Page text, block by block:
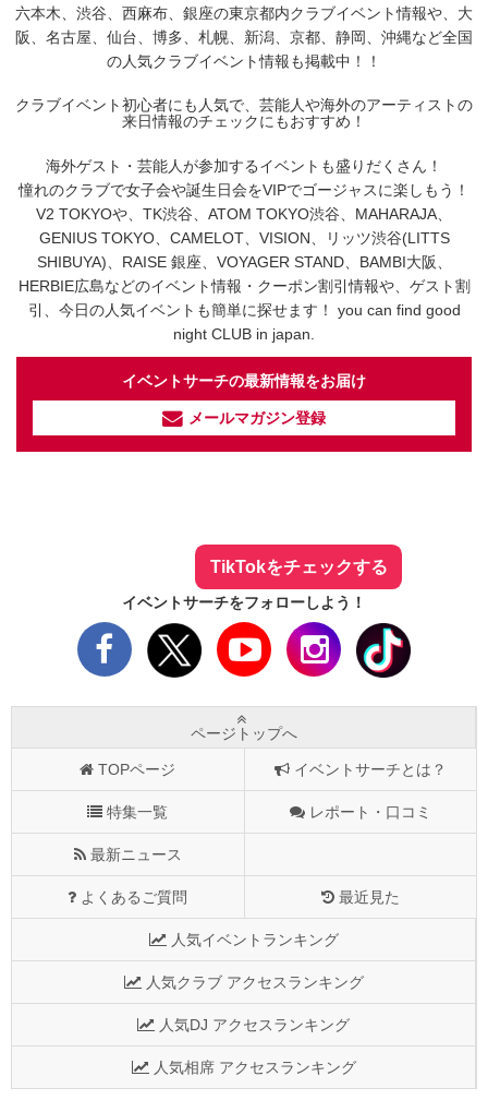
六本木、渋谷、西麻布、銀座の東京都内クラブイベント情報や、大
阪、名古屋、仙台、博多、札幌、新潟、京都、静岡、沖縄など全国
の人気クラブイベント情報も掲載中！！
クラブイベント初心者にも人気で、芸能人や海外のアーティストの
来日情報のチェックにもおすすめ！
海外ゲスト・芸能人が参加するイベントも盛りだくさん！
憧れのクラブで女子会や誕生日会をVIPでゴージャスに楽しもう！
V2 TOKYOや、TK渋谷、ATOM TOKYO渋谷、MAHARAJA、
GENIUS TOKYO、CAMELOT、VISION、リッツ渋谷(LITTS
SHIBUYA)、RAISE 銀座、VOYAGER STAND、BAMBI大阪、
HERBIE広島などのイベント情報・クーポン割引情報や、ゲスト割
引、今日の人気イベントも簡単に探せます！ you can find good
night CLUB in japan.
イベントサーチの最新情報をお届け
メールマガジン登録
TikTokをチェックする
イベントサーチをフォローしよう！
ページトップへ
TOPページ イベントサーチとは？
特集一覧 レポート・口コミ
最新ニュース
よくあるご質問 最近見た
人気イベントランキング
人気クラブ アクセスランキング
人気DJ アクセスランキング
人気相席 アクセスランキング